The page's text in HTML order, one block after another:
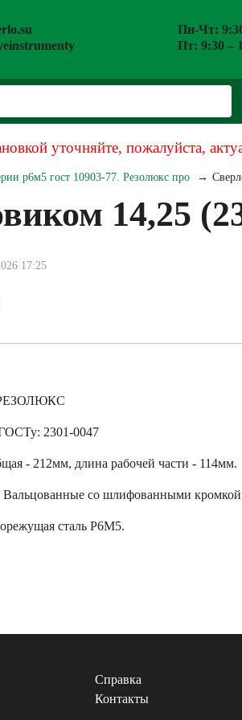
Пн-Чт:
Пт: 9:30 –
уточняйте, пожалуйста,
р6м5 гост 10903-77. Резолюкс про
14,25
17:25
: 2301-0047
- 212мм, длина рабочей части - 114мм.
Вальцованные со шлифованными кромкой
сталь Р6М5.
Справка
Контакты